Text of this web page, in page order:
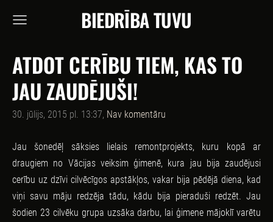
BIEDRĪBA TUVU
ATDOT CERĪBU TIEM, KAS TO
JAU ZAUDĒJUŠI!
30. jūlijs, 2015 pl. 13:37, Nav komentāru
Jau šonedēļ sāksies lielais remontprojekts, kuru kopā ar
draugiem no Vācijas veiksim ģimenē, kura jau bija zaudējusi
cerību uz dzīvi cilvēcīgos apstākļos, vakar bija pēdējā diena, kad
viņi savu māju redzēja tādu, kādu bija pieraduši redzēt. Jau
šodien 23 cilvēku grupa uzsāka darbu, lai ģimene mājoklī varētu